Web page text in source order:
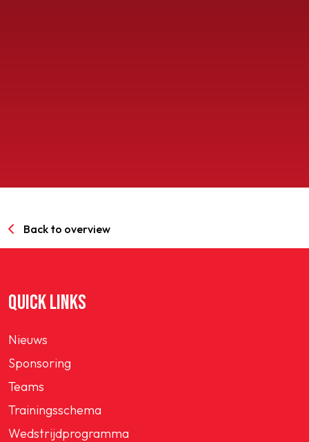
Back to overview
QUICK LINKS
Nieuws
Sponsoring
Teams
Trainingsschema
Wedstrijdprogramma